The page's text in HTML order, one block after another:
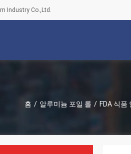
Industry Co.,Ltd.
홈 / 알루미늄 포일 롤 / FDA 식